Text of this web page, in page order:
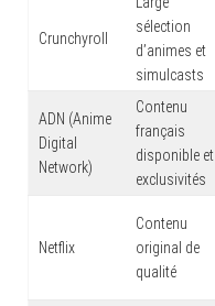
Crunchyroll
sélection
d’animes et
simulcasts
ADN (Anime
Digital
Network)
Contenu
français
disponible et
exclusivités
Netflix
Contenu
original de
qualité